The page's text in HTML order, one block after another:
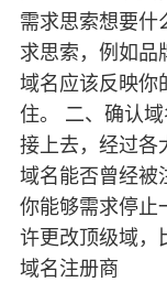
需求思索想要什
求思索，例如品
域名应该反映你
住。 二、确认
接上去，经过各
域名能否曾经被
你能够需求停止
许更改顶级域，
域名注册商